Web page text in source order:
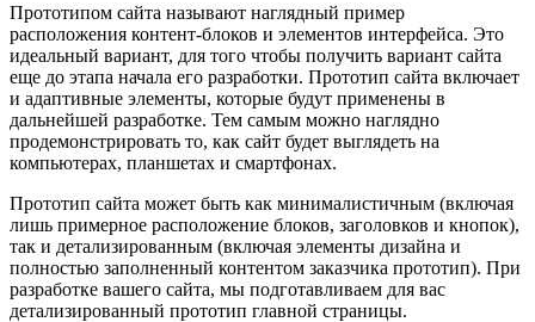
Прототипом сайта называют наглядный пример
расположения контент-блоков и элементов интерфейса. Это
идеальный вариант, для того чтобы получить вариант сайта
еще до этапа начала его разработки. Прототип сайта включает
и адаптивные элементы, которые будут применены в
дальнейшей разработке. Тем самым можно наглядно
продемонстрировать то, как сайт будет выглядеть на
компьютерах, планшетах и смартфонах.
Прототип сайта может быть как минималистичным (включая
лишь примерное расположение блоков, заголовков и кнопок),
так и детализированным (включая элементы дизайна и
полностью заполненный контентом заказчика прототип). При
разработке вашего сайта, мы подготавливаем для вас
детализированный прототип главной страницы.